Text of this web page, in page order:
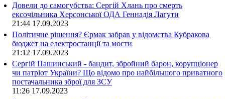
Довели до самогубства: Сергій Хлань про смерть
ексочільника Херсонської ОДА Геннадія Лагути
21:44 17.09.2023
Політичне рішення? Єрмак забрав у відомства Кубракова
бюджет на електростанції та мости
21:12 17.09.2023
Сергій Пашинський - бандит, збройний барон, корупціонер
чи патріот України? Що відомо про найбільшого приватного
постачальника зброї для ЗСУ
11:26 17.09.2023